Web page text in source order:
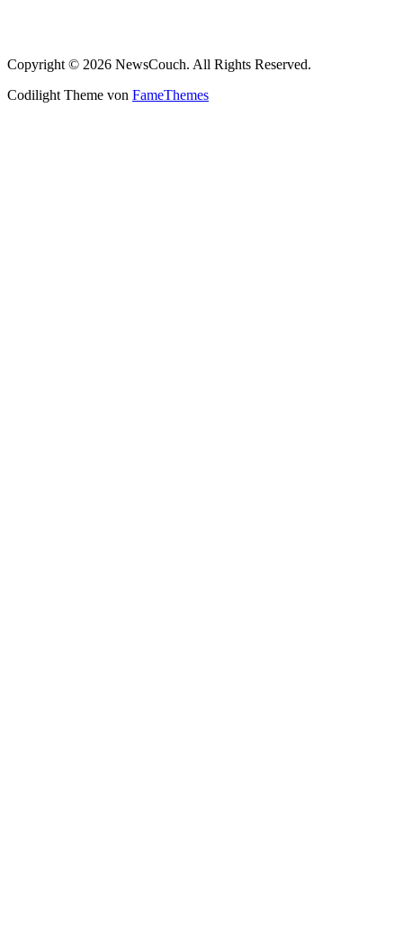
Copyright © 2026 NewsCouch. All Rights Reserved.
Codilight Theme von FameThemes